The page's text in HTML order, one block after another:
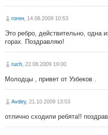
гоген , 14.08.2009 10:53
Это ребро, действительно, одна
горах. Поздравляю!
ruch , 22.08.2009 19:00
Молодцы , привет от Узбеков .
Avdey, 21.10.2009 13:53
отлично сходили ребята!!